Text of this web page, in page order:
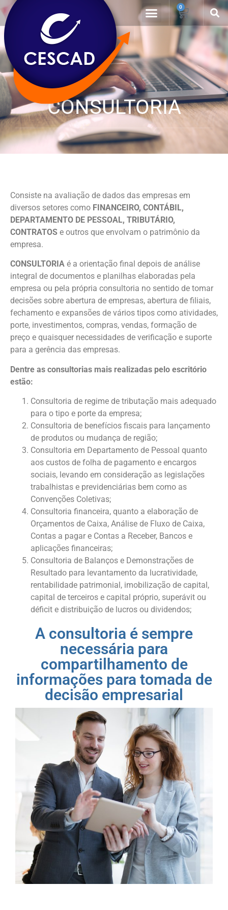
0
CONSULTORIA
Consiste na avaliação de dados das empresas em
diversos setores como FINANCEIRO, CONTÁBIL,
DEPARTAMENTO DE PESSOAL, TRIBUTÁRIO,
CONTRATOS e outros que envolvam o patrimônio da
empresa.
CONSULTORIA é a orientação final depois de análise
integral de documentos e planilhas elaboradas pela
empresa ou pela própria consultoria no sentido de tomar
decisões sobre abertura de empresas, abertura de filiais,
fechamento e expansões de vários tipos como atividades,
porte, investimentos, compras, vendas, formação de
preço e quaisquer necessidades de verificação e suporte
para a gerência das empresas.
Dentre as consultorias mais realizadas pelo escritório
estão:
Consultoria de regime de tributação mais adequado
para o tipo e porte da empresa;
Consultoria de benefícios fiscais para lançamento
de produtos ou mudança de região;
Consultoria em Departamento de Pessoal quanto
aos custos de folha de pagamento e encargos
sociais, levando em consideração as legislações
trabalhistas e previdenciárias bem como as
Convenções Coletivas;
Consultoria financeira, quanto a elaboração de
Orçamentos de Caixa, Análise de Fluxo de Caixa,
Contas a pagar e Contas a Receber, Bancos e
aplicações financeiras;
Consultoria de Balanços e Demonstrações de
Resultado para levantamento da lucratividade,
rentabilidade patrimonial, imobilização de capital,
capital de terceiros e capital próprio, superávit ou
déficit e distribuição de lucros ou dividendos;
A consultoria é sempre
necessária para
compartilhamento de
informações para tomada de
decisão empresarial